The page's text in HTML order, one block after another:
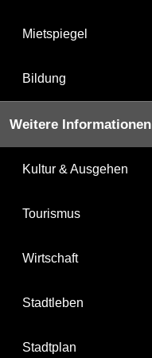
Mietspiegel
Bildung
Weitere Informationen
Kultur & Ausgehen
Tourismus
Wirtschaft
Stadtleben
Stadtplan